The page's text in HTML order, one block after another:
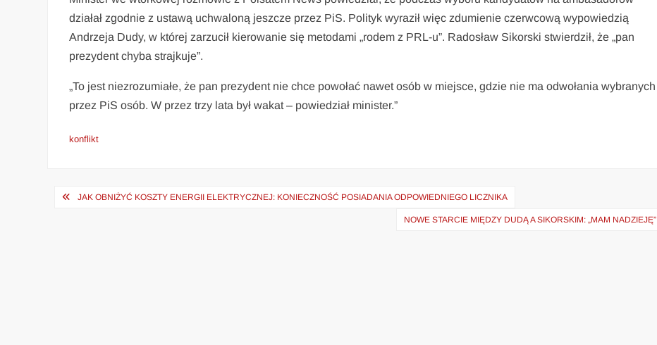
działał zgodnie z ustawą uchwaloną jeszcze przez PiS. Polityk wyraził więc zdumienie czerwcową wypowiedzią
Andrzeja Dudy, w której zarzucił kierowanie się metodami „rodem z PRL-u”. Radosław Sikorski stwierdził, że „pan
prezydent chyba strajkuje”.
„To jest niezrozumiałe, że pan prezydent nie chce powołać nawet osób w miejsce, gdzie nie ma odwołania wybranych
przez PiS osób. W przez trzy lata był wakat – powiedział minister.”
konflikt
Nawigacja
JAK OBNIŻYĆ KOSZTY ENERGII ELEKTRYCZNEJ: KONIECZNOŚĆ POSIADANIA ODPOWIEDNIEGO LICZNIKA
NOWE STARCIE MIĘDZY DUDĄ A SIKORSKIM: „MAM NADZIEJĘ”